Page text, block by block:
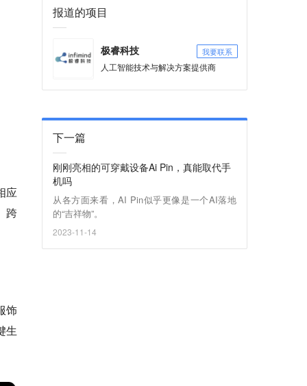
应
跨
饰
生
报道的项目
极睿科技 我要联系
人工智能技术与解决方案提供商
下一篇
刚刚亮相的可穿戴设备Ai Pin，真能取代手
机吗
从各方面来看，AI Pin似乎更像是一个AI落地
的“吉祥物”。
2023-11-14